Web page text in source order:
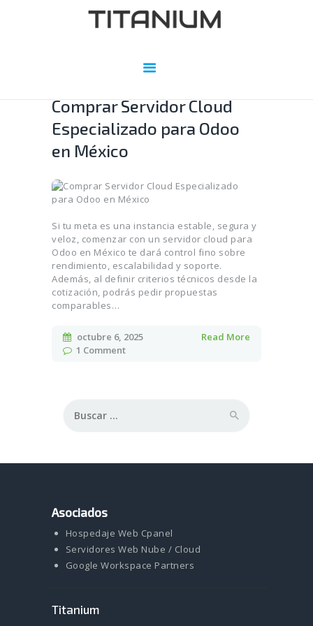
Comprar Servidor Cloud
Especializado para Odoo
en México
Si tu meta es una instancia estable, segura y
veloz, comenzar con un servidor cloud para
Odoo en México te dará control fino sobre
rendimiento, escalabilidad y soporte.
Además, al definir criterios técnicos desde la
cotización, podrás pedir propuestas
comparables…
octubre 6, 2025
1 Comment
Read More
Asociados
Hospedaje Web Cpanel
Servidores Web Nube / Cloud
Google Workspace Partners
Titanium